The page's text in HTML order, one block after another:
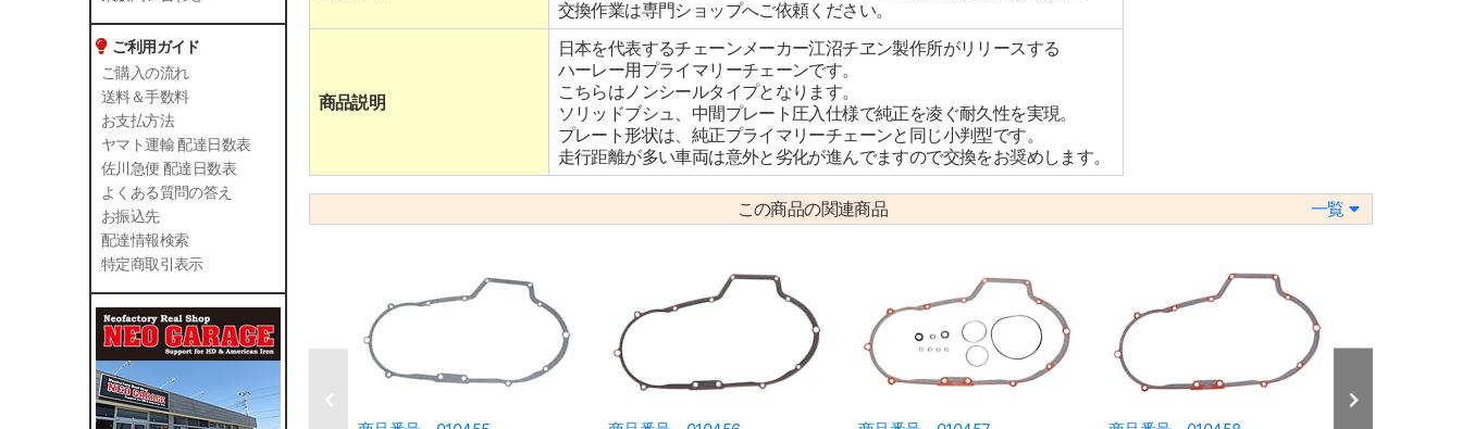
ご利用ガイド
ご購入の流れ
送料＆手数料
お支払方法
ヤマト運輸 配達日数表
佐川急便 配達日数表
よくある質問の答え
お振込先
配達情報検索
特定商取引表示
交換作業は専門ショップへご依頼ください。
商品説明
日本を代表するチェーンメーカー江沼チヱン製作所がリリースする
ハーレー用プライマリーチェーンです。
こちらはノンシールタイプとなります。
ソリッドブシュ、中間プレート圧入仕様で純正を凌ぐ耐久性を実現。
プレート形状は、純正プライマリーチェーンと同じ小判型です。
走行距離が多い車両は意外と劣化が進んでますので交換をお奨めします。
この商品の関連商品 一覧